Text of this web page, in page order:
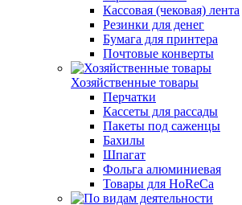
Кассовая (чековая) лента
Резинки для денег
Бумага для принтера
Почтовые конверты
Хозяйственные товары
Перчатки
Кассеты для рассады
Пакеты под саженцы
Бахилы
Шпагат
Фольга алюминиевая
Товары для HoReCa